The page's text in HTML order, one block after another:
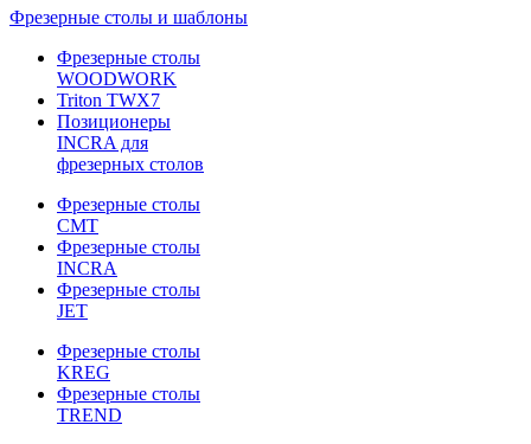
Фрезерные столы и шаблоны
Фрезерные столы
WOODWORK
Triton TWX7
Позиционеры
INCRA для
фрезерных столов
Фрезерные столы
CMT
Фрезерные столы
INCRA
Фрезерные столы
JET
Фрезерные столы
KREG
Фрезерные столы
TREND